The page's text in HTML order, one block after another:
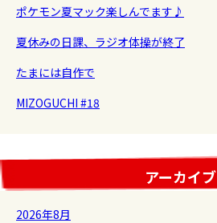
ポケモン夏マック楽しんでます♪
夏休みの日課、ラジオ体操が終了
たまには自作で
MIZOGUCHI #18
アーカイブ
2026年8月